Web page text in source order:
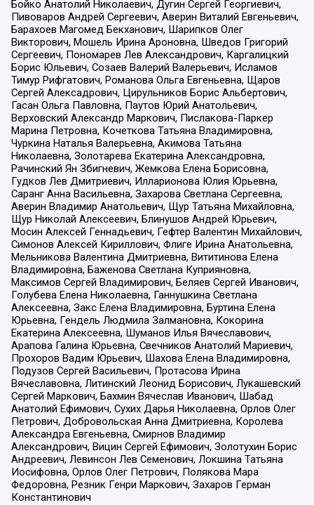
Бойко Анатолий Николаевич, Дугин Сергей Георгиевич,
Пивоваров Андрей Сергеевич, Аверин Виталий Евгеньевич,
Барахоев Магомед Бекханович, Шарипков Олег
Викторович, Мошель Ирина Ароновна, Шведов Григорий
Сергеевич, Пономарев Лев Александрович, Каргалицкий
Борис Юльевич, Созаев Валерий Валерьевич, Исламов
Тимур Рифгатович, Романова Ольга Евгеньевна, Щаров
Сергей Алексадрович, Цирульников Борис Альбертович,
Гасан Ольга Павловна, Паутов Юрий Анатольевич,
Верховский Александр Маркович, Пислакова-Паркер
Марина Петровна, Кочеткова Татьяна Владимировна,
Чуркина Наталья Валерьевна, Акимова Татьяна
Николаевна, Золотарева Екатерина Александровна,
Рачинский Ян Збигневич, Жемкова Елена Борисовна,
Гудков Лев Дмитриевич, Илларионова Юлия Юрьевна,
Саранг Анна Васильевна, Захарова Светлана Сергеевна,
Аверин Владимир Анатольевич, Щур Татьяна Михайловна,
Щур Николай Алексеевич, Блинушов Андрей Юрьевич,
Мосин Алексей Геннадьевич, Гефтер Валентин Михайлович,
Симонов Алексей Кириллович, Флиге Ирина Анатольевна,
Мельникова Валентина Дмитриевна, Вититинова Елена
Владимировна, Баженова Светлана Куприяновна,
Максимов Сергей Владимирович, Беляев Сергей Иванович,
Голубева Елена Николаевна, Ганнушкина Светлана
Алексеевна, Закс Елена Владимировна, Буртина Елена
Юрьевна, Гендель Людмила Залмановна, Кокорина
Екатерина Алексеевна, Шуманов Илья Вячеславович,
Арапова Галина Юрьевна, Свечников Анатолий Мариевич,
Прохоров Вадим Юрьевич, Шахова Елена Владимировна,
Подузов Сергей Васильевич, Протасова Ирина
Вячеславовна, Литинский Леонид Борисович, Лукашевский
Сергей Маркович, Бахмин Вячеслав Иванович, Шабад
Анатолий Ефимович, Сухих Дарья Николаевна, Орлов Олег
Петрович, Добровольская Анна Дмитриевна, Королева
Александра Евгеньевна, Смирнов Владимир
Александрович, Вицин Сергей Ефимович, Золотухин Борис
Андреевич, Левинсон Лев Семенович, Локшина Татьяна
Иосифовна, Орлов Олег Петрович, Полякова Мара
Федоровна, Резник Генри Маркович, Захаров Герман
Константинович